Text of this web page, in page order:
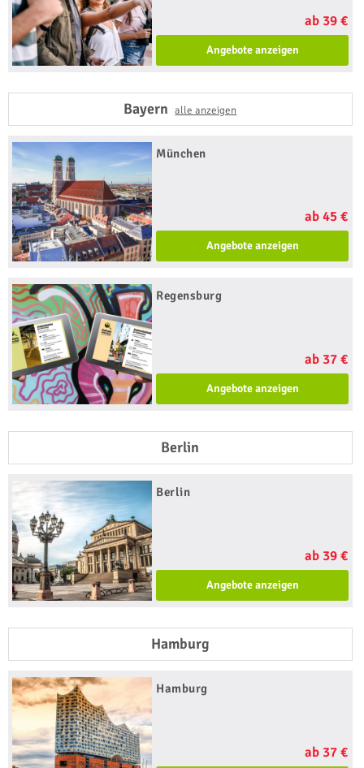
ab 39 €
Angebote anzeigen
Bayernalle anzeigen
München
ab 45 €
Angebote anzeigen
Regensburg
ab 37 €
Angebote anzeigen
Berlin
Berlin
ab 39 €
Angebote anzeigen
Hamburg
Hamburg
ab 37 €